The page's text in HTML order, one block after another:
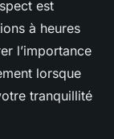
est
à heures
l’importance
lorsque
tranquillité